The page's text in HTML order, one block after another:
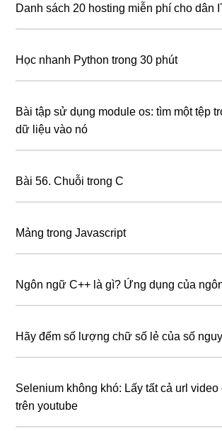
Danh sách 20 hosting miễn phí cho dân
Học nhanh Python trong 30 phút
Bài tập sử dụng module os: tìm một tệp
dữ liệu vào nó
Bài 56. Chuỗi trong C
Mảng trong Javascript
Ngôn ngữ C++ là gì? Ứng dụng của
Hãy đếm số lượng chữ số lẻ của số
Selenium không khó: Lấy tất cả url
trên youtube